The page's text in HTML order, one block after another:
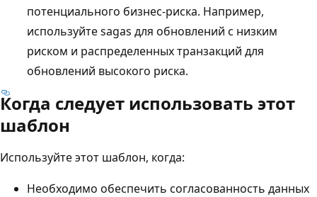
потенциального бизнес-риска. Например,
используйте sagas для обновлений с низким
риском и распределенных транзакций для
обновлений высокого риска.
Когда следует использовать этот
шаблон
Используйте этот шаблон, когда:
Необходимо обеспечить согласованность данных